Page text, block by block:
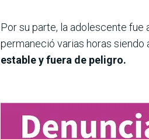
Por su parte, la adolescente fue
permaneció varias horas siendo
estable y fuera de peligro.